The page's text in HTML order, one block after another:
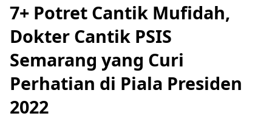
7+ Potret Cantik Mufidah,
Dokter Cantik PSIS
Semarang yang Curi
Perhatian di Piala Presiden
2022